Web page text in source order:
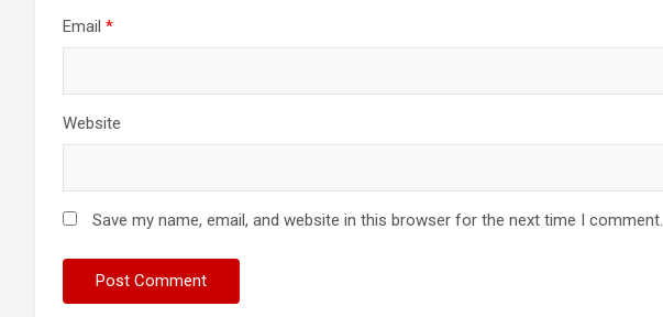
Email *
Website
Save my name, email, and website in this browser for the next time I comment.